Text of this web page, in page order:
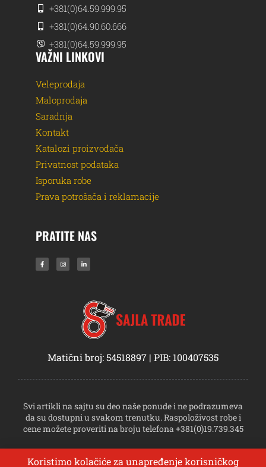
+381(0)64.59.999.95
+381(0)64.90.60.666
+381(0)64.59.999.95
VAŽNI LINKOVI
Veleprodaja
Maloprodaja
Saradnja
Kontakt
Katalozi proizvođača
Privatnost podataka
Isporuka robe
Prava potrošača i reklamacije
PRATITE NAS
Matični broj: 54518897 | PIB: 100407535
Svi artikli na sajtu su deo naše ponude i ne podrazumeva
da su dostupni u svakom trenutku. Raspoloživost robe i
cene možete proveriti na broju telefona +381(0)19.739.345
Koristimo kolačiće za unapređenje korisničkog